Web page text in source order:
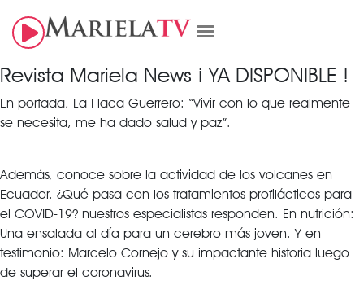
Revista Mariela News ¡ YA DISPONIBLE !
En portada, La Flaca Guerrero: “Vivir con lo que realmente
se necesita, me ha dado salud y paz”.
Además, conoce sobre la actividad de los volcanes en
Ecuador. ¿Qué pasa con los tratamientos profilácticos para
el COVID-19? nuestros especialistas responden. En nutrición:
Una ensalada al día para un cerebro más joven. Y en
testimonio: Marcelo Cornejo y su impactante historia luego
de superar el coronavirus.